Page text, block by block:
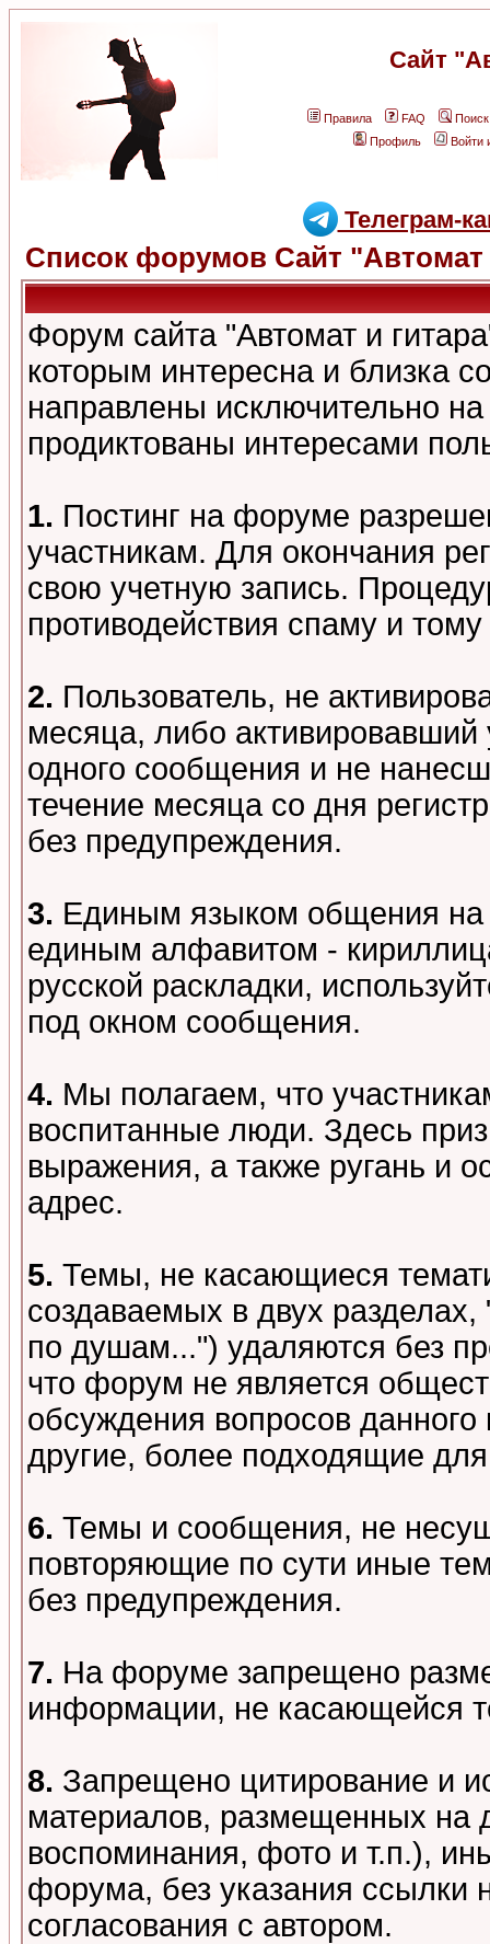
Сайт
Правила FAQ
Поиск
Профиль
Войти
Телеграм-
Список форумов Сайт "Автомат
Форум сайта "Автомат и
которым интересна и близка
направлены исключительно
продиктованы интересами
1. Постинг на форуме
участникам. Для окончания
свою учетную запись.
противодействия спаму и
2. Пользователь, не
месяца, либо
одного сообщения и не
течение месяца со дня
без предупреждения.
3. Единым языком общения на
единым алфавитом -
русской раскладки,
под окном сообщения.
4. Мы полагаем, что
воспитанные люди. Здесь
выражения, а также ругань и
адрес.
5. Темы, не касающиеся
создаваемых в двух
по душам...") удаляются без
что форум не является
обсуждения вопросов данного
другие, более подходящие для
6. Темы и сообщения, не
повторяющие по сути иные
без предупреждения.
7. На форуме запрещено
информации, не касающейся
8. Запрещено цитирование и
материалов, размещенных на
воспоминания, фото и т.п.),
форума, без указания ссылки
согласования с автором.